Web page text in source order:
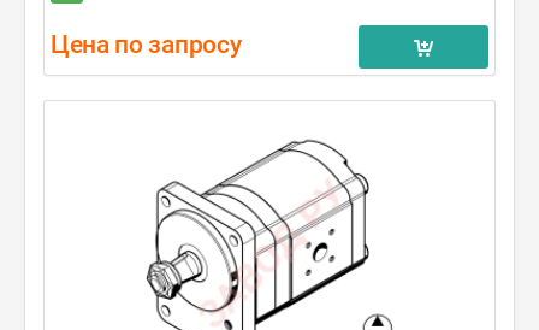
Цена по запросу